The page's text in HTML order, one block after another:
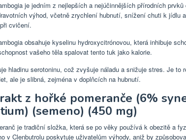
je jedním z nejlepších a nejúčinnějších přírodních
výhod, včetně zrychlení hubnutí, snížení chuti k jídlu
cvičení.
obsahuje kyselinu hydroxycitrónovou, která inhibuje
vašeho těla spalovat tento tuk jako kalorie.
hladinu serotoninu, což zvyšuje náladu a snižuje stres. Je to
ale je slibná, zejména v doplňcích na hubnutí.
z hořké pomeranče (6%
(semeno) (450 mg)
je tradiční složka, která se po věky používá k obezitě a
v Clenbutrolu poskytuje uživatelům výhody, aniž by